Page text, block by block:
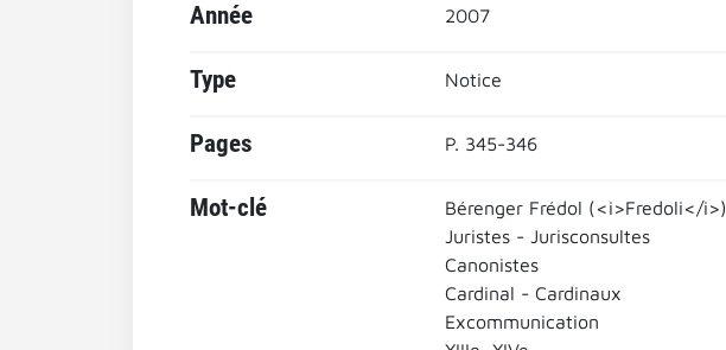
Année 2007
Type Notice
Pages P. 345-346
Mot-clé
Bérenger Frédol (<i>Fredoli</i>)
Juristes - Jurisconsultes
Canonistes
Cardinal - Cardinaux
Excommunication